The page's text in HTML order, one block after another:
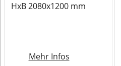
HxB 2080x1200 mm
Mehr Infos